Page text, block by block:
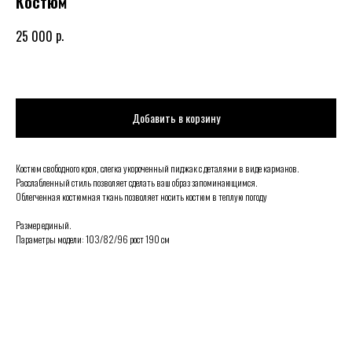
25 000 р.
Добавить в корзину
Костюм свободного кроя, слегка укороченный пиджак с деталями в виде карманов.
Расслабленный стиль позволяет сделать ваш образ запоминающимся.
Облегченная костюмная ткань позволяет носить костюм в теплую погоду
Размер единый.
Параметры модели: 103/82/96 рост 190 см